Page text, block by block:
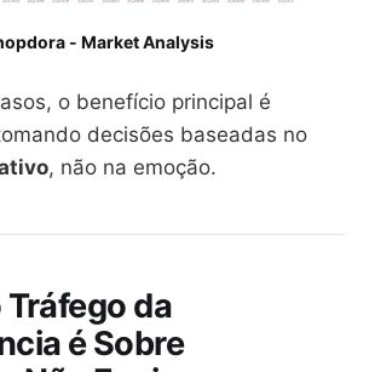
- Market Analysis
o benefício principal é
decisões baseadas no
, não na emoção.
Tráfego da
é Sobre